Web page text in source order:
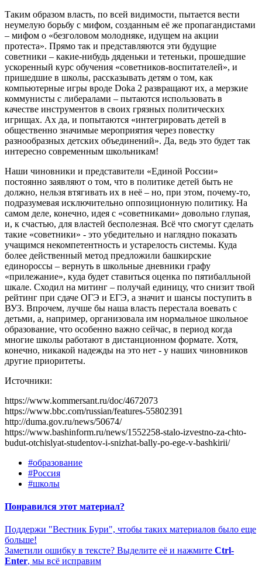
Таким образом власть, по всей видимости, пытается вести
неумелую борьбу с мифом, созданным её же пропагандистами
– мифом о «безголовом молодняке, идущем на акции
протеста». Прямо так и представляются эти будущие
советники – какие-нибудь дяденьки и тетеньки, прошедшие
ускоренный курс обучения «советников-воспитателей», и
пришедшие в школы, рассказывать детям о том, как
компьютерные игры вроде Doka 2 развращают их, а мерзкие
коммунисты с либералами – пытаются использовать в
качестве инструментов в своих грязных политических
игрищах. Ах да, и попытаются «интегрировать детей в
общественно значимые мероприятия через повестку
разнообразных детских объединений». Да, ведь это будет так
интересно современным школьникам!
Наши чиновники и представители «Единой России»
постоянно заявляют о том, что в политике детей быть не
должно, нельзя втягивать их в неё – но, при этом, почему-то,
подразумевая исключительно оппозиционную политику. На
самом деле, конечно, идея с «советниками» довольно глупая,
и, к счастью, для властей бесполезная. Всё что смогут сделать
такие «советники» - это убедительно и наглядно показать
учащимся некомпетентность и устарелость системы. Куда
более действенный метод предложили башкирские
единороссы – вернуть в школьные дневники графу
«прилежание», куда будет ставиться оценка по пятибалльной
шкале. Сходил на митинг – получай единицу, что снизит твой
рейтинг при сдаче ОГЭ и ЕГЭ, а значит и шансы поступить в
ВУЗ. Впрочем, лучше бы наша власть перестала воевать с
детьми, а, например, организовала им нормальное школьное
образование, что особенно важно сейчас, в период когда
многие школы работают в дистанционном формате. Хотя,
конечно, никакой надежды на это нет - у наших чиновников
другие приоритеты.
Источники:
https://www.kommersant.ru/doc/4672073
https://www.bbc.com/russian/features-55802391
http://duma.gov.ru/news/50674/
https://www.bashinform.ru/news/1552258-stalo-izvestno-za-chto-
budut-otchislyat-studentov-i-snizhat-bally-po-ege-v-bashkirii/
#образование
#Россия
#школы
Понравился этот материал?
Поддержи "Вестник Бури", чтобы таких материалов было еще
больше!
Заметили ошибку в тексте? Выделите её и нажмите Ctrl-
Enter, мы всё исправим